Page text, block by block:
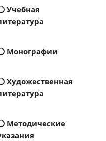
Учебная
Монографии
Художественная
Методические